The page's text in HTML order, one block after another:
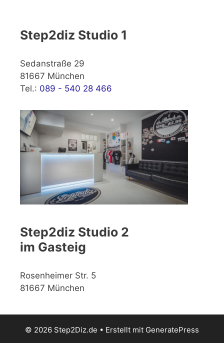
Step2diz Studio 1
Sedanstraße 29
81667 München
Tel.: 089 - 540 28 466
Step2diz Studio 2
im Gasteig
Rosenheimer Str. 5
81667 München
© 2026 Step2Diz.de • Erstellt mit GeneratePress